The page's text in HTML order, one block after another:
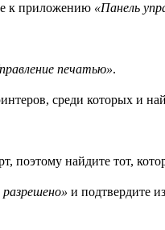
к приложению «Панель
печатью».
среди которых и
поэтому найдите тот,
и подтвердите